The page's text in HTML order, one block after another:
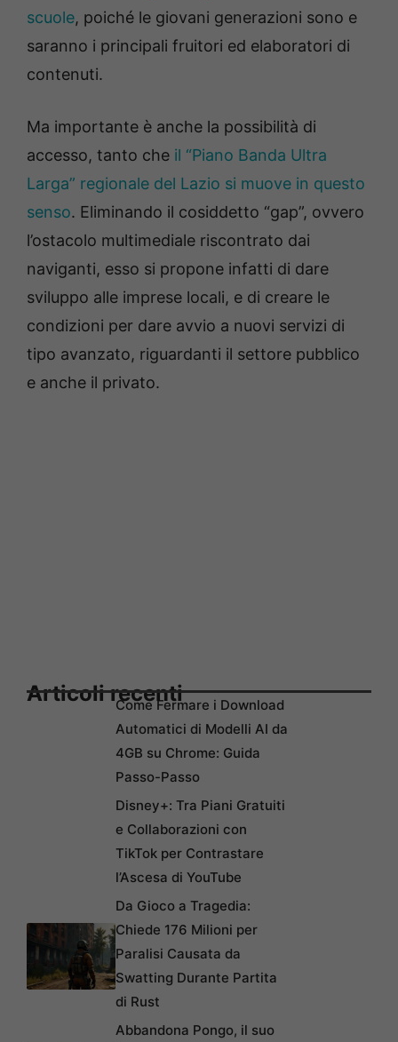
scuole, poiché le giovani generazioni sono e
saranno i principali fruitori ed elaboratori di
contenuti.
Ma importante è anche la possibilità di
accesso, tanto che il “Piano Banda Ultra
Larga” regionale del Lazio si muove in questo
senso. Eliminando il cosiddetto “gap”, ovvero
l’ostacolo multimediale riscontrato dai
naviganti, esso si propone infatti di dare
sviluppo alle imprese locali, e di creare le
condizioni per dare avvio a nuovi servizi di
tipo avanzato, riguardanti il settore pubblico
e anche il privato.
Articoli recentiCome Fermare i Download
Automatici di Modelli AI da
4GB su Chrome: Guida
Passo-Passo
Disney+: Tra Piani Gratuiti
e Collaborazioni con
TikTok per Contrastare
l’Ascesa di YouTube
Da Gioco a Tragedia:
Chiede 176 Milioni per
Paralisi Causata da
Swatting Durante Partita
di Rust
Abbandona Pongo, il suo